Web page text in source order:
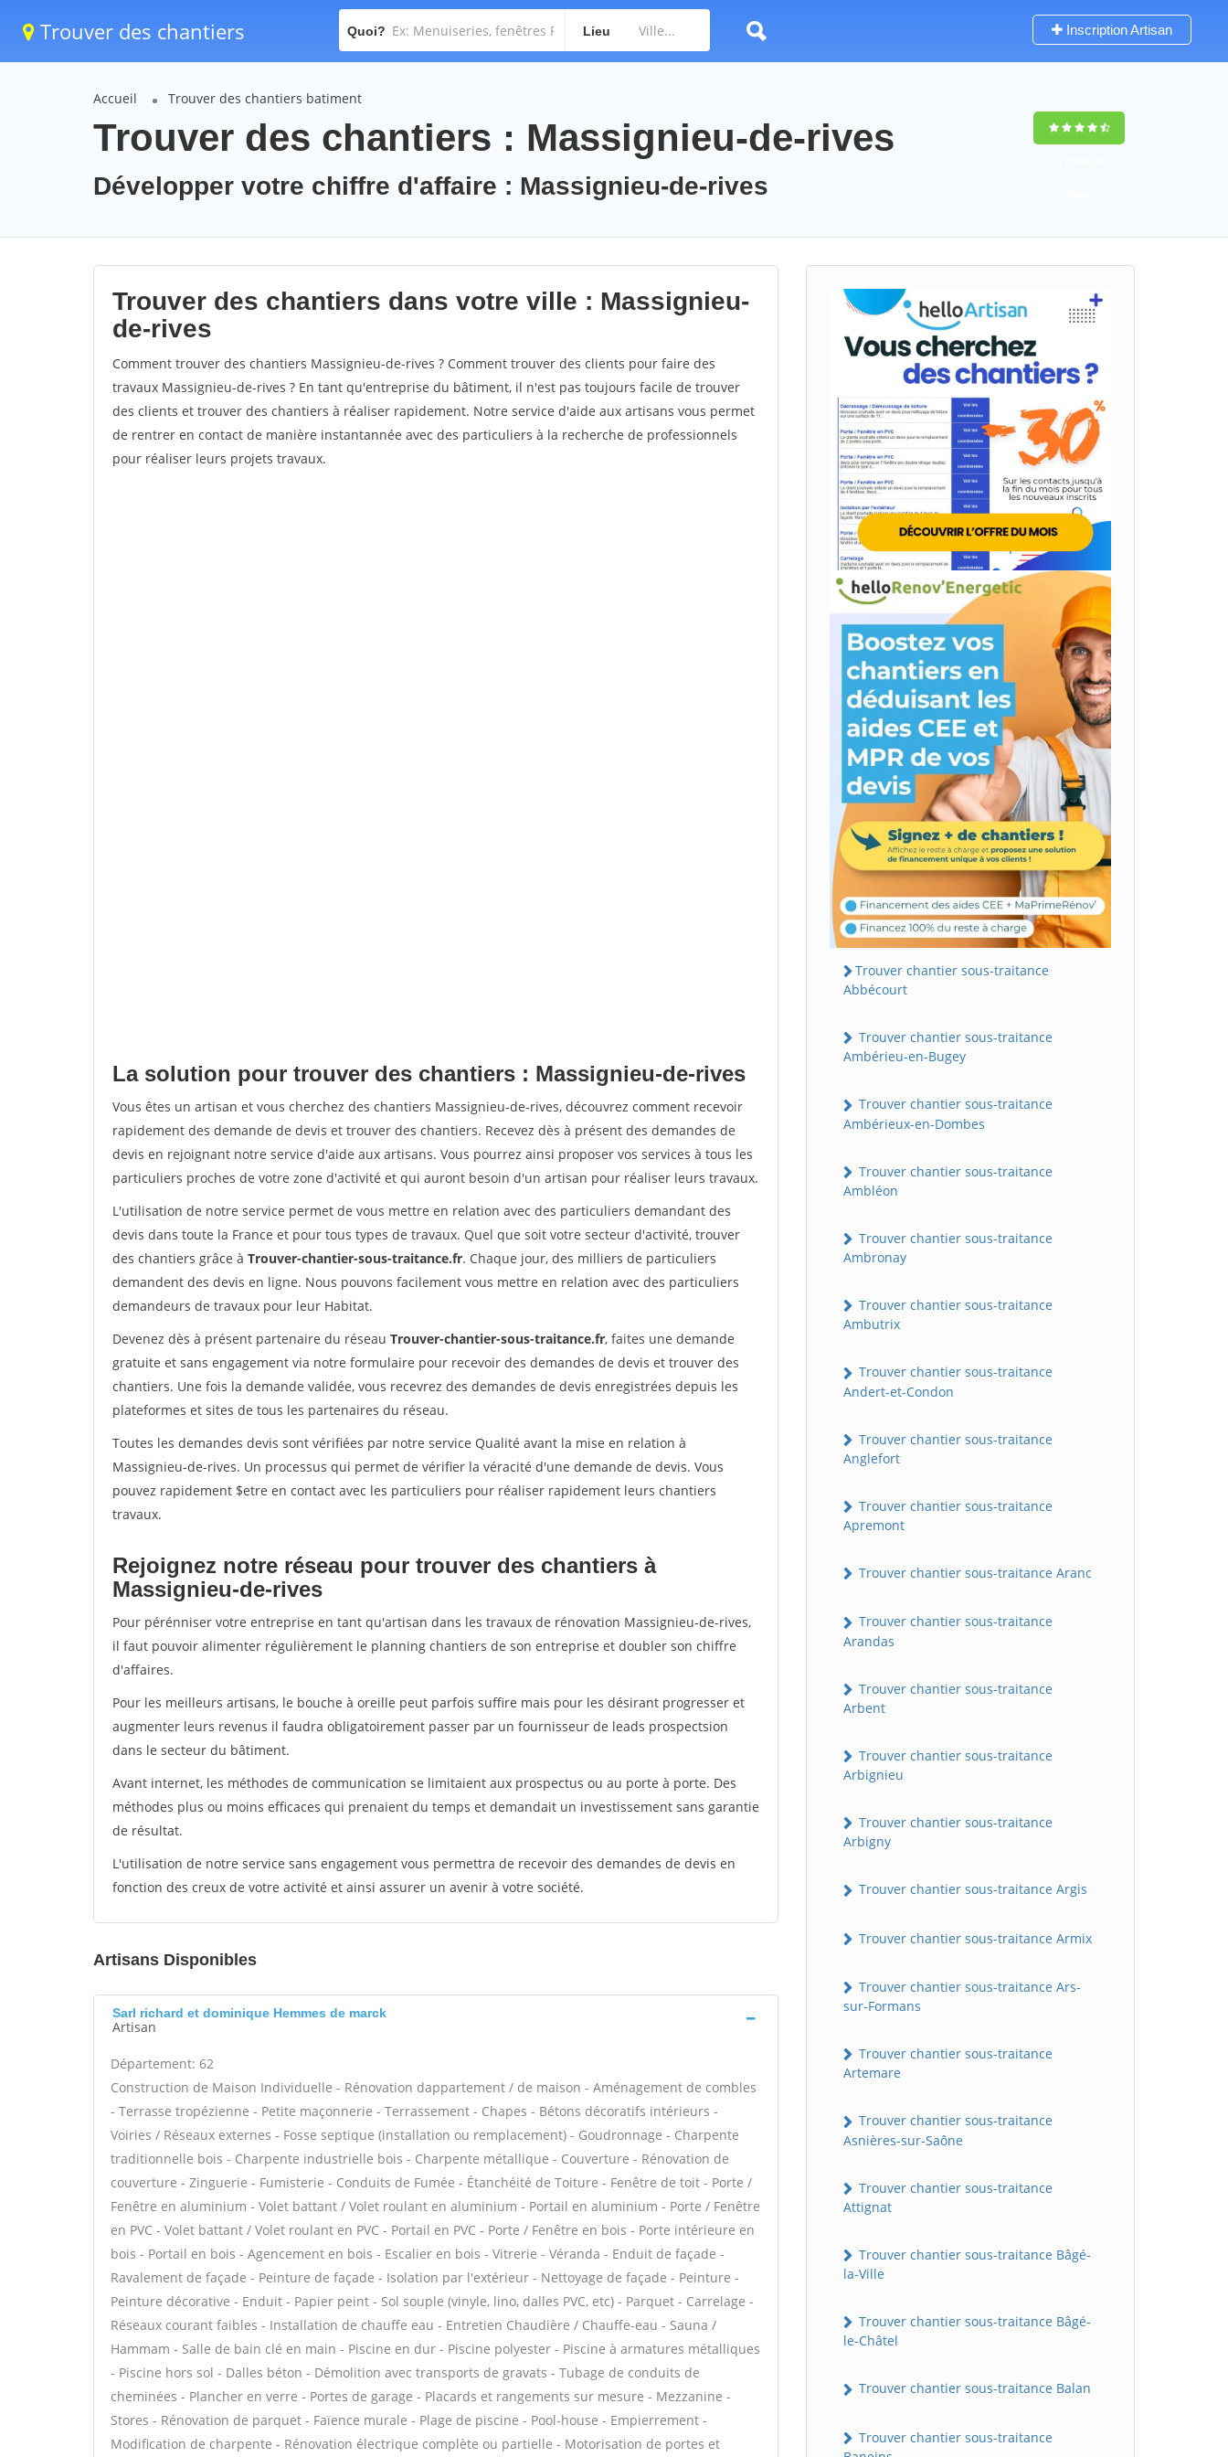
Trouver des chantiers Quoi? Lieu Inscription Artisan
Accueil Trouver des chantiers batiment
Trouver des chantiers : Massignieu-de-rives
Développer votre chiffre d'affaire : Massignieu-de-rives
Trouver des chantiers dans votre ville : Massignieu-
de-rives
Comment trouver des chantiers Massignieu-de-rives ? Comment trouver des clients pour faire des
travaux Massignieu-de-rives ? En tant qu'entreprise du bâtiment, il n'est pas toujours facile de trouver
des clients et trouver des chantiers à réaliser rapidement. Notre service d'aide aux artisans vous permet
de rentrer en contact de manière instantannée avec des particuliers à la recherche de professionnels
pour réaliser leurs projets travaux.
La solution pour trouver des chantiers : Massignieu-de-rives
Vous êtes un artisan et vous cherchez des chantiers Massignieu-de-rives, découvrez comment recevoir
rapidement des demande de devis et trouver des chantiers. Recevez dès à présent des demandes de
devis en rejoignant notre service d'aide aux artisans. Vous pourrez ainsi proposer vos services à tous les
particuliers proches de votre zone d'activité et qui auront besoin d'un artisan pour réaliser leurs travaux.
L'utilisation de notre service permet de vous mettre en relation avec des particuliers demandant des
devis dans toute la France et pour tous types de travaux. Quel que soit votre secteur d'activité, trouver
des chantiers grâce à Trouver-chantier-sous-traitance.fr. Chaque jour, des milliers de particuliers
demandent des devis en ligne. Nous pouvons facilement vous mettre en relation avec des particuliers
demandeurs de travaux pour leur Habitat.
Devenez dès à présent partenaire du réseau Trouver-chantier-sous-traitance.fr, faites une demande
gratuite et sans engagement via notre formulaire pour recevoir des demandes de devis et trouver des
chantiers. Une fois la demande validée, vous recevrez des demandes de devis enregistrées depuis les
plateformes et sites de tous les partenaires du réseau.
Toutes les demandes devis sont vérifiées par notre service Qualité avant la mise en relation à
Massignieu-de-rives. Un processus qui permet de vérifier la véracité d'une demande de devis. Vous
pouvez rapidement $etre en contact avec les particuliers pour réaliser rapidement leurs chantiers
travaux.
Rejoignez notre réseau pour trouver des chantiers à
Massignieu-de-rives
Pour pérénniser votre entreprise en tant qu'artisan dans les travaux de rénovation Massignieu-de-rives,
il faut pouvoir alimenter régulièrement le planning chantiers de son entreprise et doubler son chiffre
d'affaires.
Pour les meilleurs artisans, le bouche à oreille peut parfois suffire mais pour les désirant progresser et
augmenter leurs revenus il faudra obligatoirement passer par un fournisseur de leads prospectsion
dans le secteur du bâtiment.
Avant internet, les méthodes de communication se limitaient aux prospectus ou au porte à porte. Des
méthodes plus ou moins efficaces qui prenaient du temps et demandait un investissement sans garantie
de résultat.
L'utilisation de notre service sans engagement vous permettra de recevoir des demandes de devis en
fonction des creux de votre activité et ainsi assurer un avenir à votre société.
Artisans Disponibles
Sarl richard et dominique Hemmes de marck
Artisan
Département: 62
Construction de Maison Individuelle - Rénovation dappartement / de maison - Aménagement de combles
- Terrasse tropézienne - Petite maçonnerie - Terrassement - Chapes - Bétons décoratifs intérieurs -
Voiries / Réseaux externes - Fosse septique (installation ou remplacement) - Goudronnage - Charpente
traditionnelle bois - Charpente industrielle bois - Charpente métallique - Couverture - Rénovation de
couverture - Zinguerie - Fumisterie - Conduits de Fumée - Étanchéité de Toiture - Fenêtre de toit - Porte /
Fenêtre en aluminium - Volet battant / Volet roulant en aluminium - Portail en aluminium - Porte / Fenêtre
en PVC - Volet battant / Volet roulant en PVC - Portail en PVC - Porte / Fenêtre en bois - Porte intérieure en
bois - Portail en bois - Agencement en bois - Escalier en bois - Vitrerie - Véranda - Enduit de façade -
Ravalement de façade - Peinture de façade - Isolation par l'extérieur - Nettoyage de façade - Peinture -
Peinture décorative - Enduit - Papier peint - Sol souple (vinyle, lino, dalles PVC, etc) - Parquet - Carrelage -
Réseaux courant faibles - Installation de chauffe eau - Entretien Chaudière / Chauffe-eau - Sauna /
Hammam - Salle de bain clé en main - Piscine en dur - Piscine polyester - Piscine à armatures métalliques
- Piscine hors sol - Dalles béton - Démolition avec transports de gravats - Tubage de conduits de
cheminées - Plancher en verre - Portes de garage - Placards et rangements sur mesure - Mezzanine -
Stores - Rénovation de parquet - Faïence murale - Plage de piscine - Pool-house - Empierrement -
Modification de charpente - Rénovation électrique complète ou partielle - Motorisation de portes et
Trouver chantier sous-traitance
Abbécourt
Trouver chantier sous-traitance
Ambérieu-en-Bugey
Trouver chantier sous-traitance
Ambérieux-en-Dombes
Trouver chantier sous-traitance
Ambléon
Trouver chantier sous-traitance
Ambronay
Trouver chantier sous-traitance
Ambutrix
Trouver chantier sous-traitance
Andert-et-Condon
Trouver chantier sous-traitance
Anglefort
Trouver chantier sous-traitance
Apremont
Trouver chantier sous-traitance Aranc
Trouver chantier sous-traitance
Arandas
Trouver chantier sous-traitance
Arbent
Trouver chantier sous-traitance
Arbignieu
Trouver chantier sous-traitance
Arbigny
Trouver chantier sous-traitance Argis
Trouver chantier sous-traitance Armix
Trouver chantier sous-traitance Ars-
sur-Formans
Trouver chantier sous-traitance
Artemare
Trouver chantier sous-traitance
Asnières-sur-Saône
Trouver chantier sous-traitance
Attignat
Trouver chantier sous-traitance Bâgé-
la-Ville
Trouver chantier sous-traitance Bâgé-
le-Châtel
Trouver chantier sous-traitance Balan
Trouver chantier sous-traitance